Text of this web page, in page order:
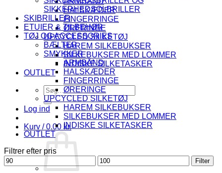
HALSKÆDER
FINGERRINGE
ØRERINGE
UPCYCLED SILKETØJ
HAREM SILKEBUKSER
SILKEBUKSER MED LOMMER
INDISKE SILKETASKER
OUTLET
Søg
efter:
Log ind
Kurv /0.00 kr.
SIKKERHEDSOLBRILLER
SKIBRILLER
ETUIER & TILBEHØR
TØJ OG ACCESSORIES
BÆLTER
SMYKKER
ARMBÅND
HALSKÆDER
FINGERRINGE
ØRERINGE
UPCYCLED SILKETØJ
HAREM SILKEBUKSER
SILKEBUKSER MED LOMMER
INDISKE SILKETASKER
OUTLET
Filtrer efter pris
Mindste
pris
Højeste
pris
Filter